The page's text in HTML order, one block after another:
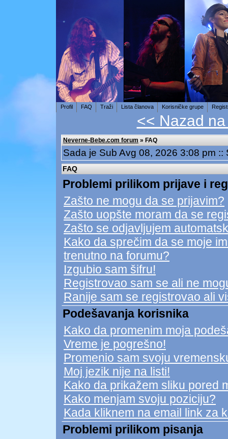
Profil FAQ Traži Lista članova Korisničke grupe
<< Nazad
Neverne-Bebe.com forum » FAQ
Sada je Sub Avg 08, 2026 3:08 pm
FAQ
Problemi prilikom prijave i
Zašto ne mogu da se prijavim?
Zašto uopšte moram da se
Zašto se odjavljujem
Kako da sprečim da se moje
trenutno na forumu?
Izgubio sam šifru!
Registrovao sam se ali ne
Ranije sam se registrovao ali
Podešavanja korisnika
Kako da promenim moja
Vreme je pogrešno!
Promenio sam svoju
Moj jezik nije na listi!
Kako da prikažem sliku pored
Kako menjam svoju poziciju?
Kada kliknem na email link za
Problemi prilikom pisanja